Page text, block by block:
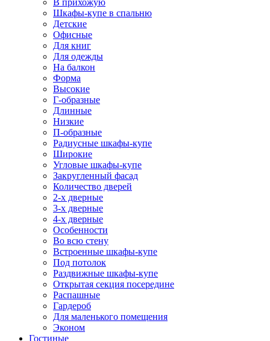
В прихожую
Шкафы-купе в спальню
Детские
Офисные
Для книг
Для одежды
На балкон
Форма
Высокие
Г-образные
Длинные
Низкие
П-образные
Радиусные шкафы-купе
Широкие
Угловые шкафы-купе
Закругленный фасад
Количество дверей
2-х дверные
3-х дверные
4-х дверные
Особенности
Во всю стену
Встроенные шкафы-купе
Под потолок
Раздвижные шкафы-купе
Открытая секция посередине
Распашные
Гардероб
Для маленького помещения
Эконом
Гостиные